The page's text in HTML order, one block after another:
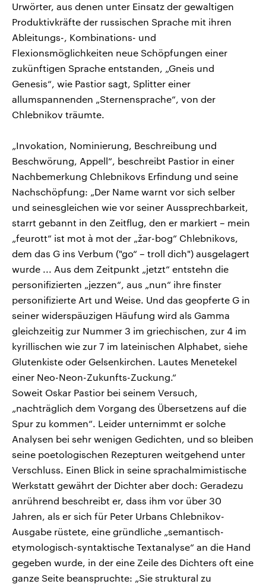
Urwörter, aus denen unter Einsatz der gewaltigen
Produktivkräfte der russischen Sprache mit ihren
Ableitungs-, Kombinations- und
Flexionsmöglichkeiten neue Schöpfungen einer
zukünftigen Sprache entstanden, „Gneis und
Genesis“, wie Pastior sagt, Splitter einer
allumspannenden „Sternensprache“, von der
Chlebnikov träumte.
„Invokation, Nominierung, Beschreibung und
Beschwörung, Appell“, beschreibt Pastior in einer
Nachbemerkung Chlebnikovs Erfindung und seine
Nachschöpfung: „Der Name warnt vor sich selber
und seinesgleichen wie vor seiner Aussprechbarkeit,
starrt gebannt in den Zeitflug, den er markiert – mein
„feurott“ ist mot à mot der „žar-bog“ Chlebnikovs,
dem das G ins Verbum ("go“ – troll dich") ausgelagert
wurde ... Aus dem Zeitpunkt „jetzt“ entstehn die
personifizierten „jezzen“, aus „nun“ ihre finster
personifizierte Art und Weise. Und das geopferte G in
seiner widerspäuzigen Häufung wird als Gamma
gleichzeitig zur Nummer 3 im griechischen, zur 4 im
kyrillischen wie zur 7 im lateinischen Alphabet, siehe
Glutenkiste oder Gelsenkirchen. Lautes Menetekel
einer Neo-Neon-Zukunfts-Zuckung.“
Soweit Oskar Pastior bei seinem Versuch,
„nachträglich dem Vorgang des Übersetzens auf die
Spur zu kommen“. Leider unternimmt er solche
Analysen bei sehr wenigen Gedichten, und so bleiben
seine poetologischen Rezepturen weitgehend unter
Verschluss. Einen Blick in seine sprachalmimistische
Werkstatt gewährt der Dichter aber doch: Geradezu
anrührend beschreibt er, dass ihm vor über 30
Jahren, als er sich für Peter Urbans Chlebnikov-
Ausgabe rüstete, eine gründliche „semantisch-
etymologisch-syntaktische Textanalyse“ an die Hand
gegeben wurde, in der eine Zeile des Dichters oft eine
ganze Seite beanspruchte: „Sie struktural zu